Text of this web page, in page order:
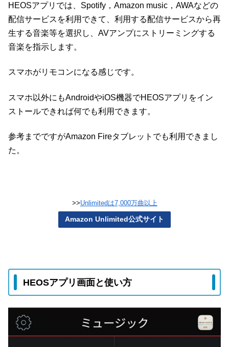
HEOSアプリでは、Spotify，Amazon music，AWAなどの
配信サービスを利用できて、利用する配信サービスから再
生する音楽等を選択し、AVアンプにストリーミングする
音楽を指示します。
スマホがリモコンになる感じです。
スマホ以外にもAndroidやiOS機器でHEOSアプリをイン
ストールできれば何でも利用できます。
参考までですがAmazon Fireタブレットでも利用できまし
た。
>>Unlimitedは7,000万曲以上
Amazon Unlimited公式サイト
HEOSアプリ画面と使い方